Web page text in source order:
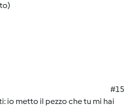
#15
io metto il pezzo che tu mi hai